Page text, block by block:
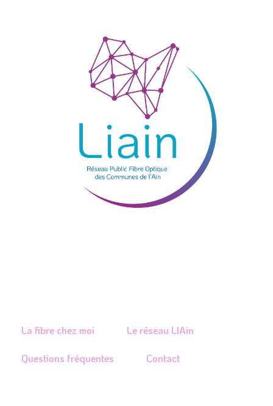
La fibre chez moi Le réseau LIAin
Questions fréquentes Contact